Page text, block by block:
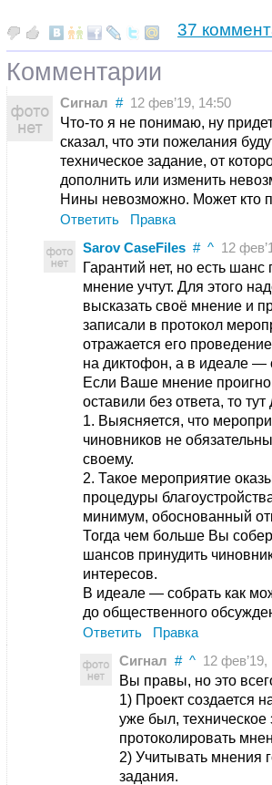
37
Комментарии
Сигнал #12 фев’19, 14:50
Что-то я не понимаю, ну
сказал, что эти пожелания
техническое задание, от
дополнить или изменить
Нины невозможно. Может кто
Ответить
Правка
Sarov CaseFiles # ^ 12
Гарантий нет, но есть
мнение учтут. Для этого
высказать своё мнение и
записали в протокол
отражается его
на диктофон, а в идеале —
Если Ваше мнение
оставили без ответа, то
1. Выясняется, что
чиновников не
своему.
2. Такое мероприятие
процедуры
минимум, обоснованный
Тогда чем больше Вы
шансов принудить
интересов.
В идеале — собрать как
до общественного
Ответить
Правка
Сигнал # ^ 12 фев’19,
Вы правы, но это
1) Проект создается
уже был,
протоколировать
2) Учитывать мнения
задания.